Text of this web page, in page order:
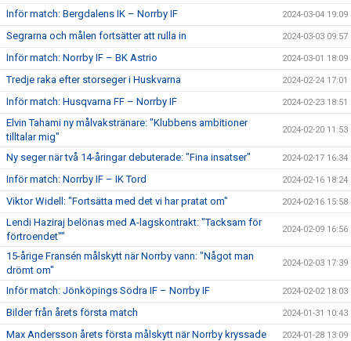
Inför match: Bergdalens IK – Norrby IF 2024-03-04 19:09
Segrarna och målen fortsätter att rulla in 2024-03-03 09:57
Inför match: Norrby IF – BK Astrio 2024-03-01 18:09
Tredje raka efter storseger i Huskvarna 2024-02-24 17:01
Inför match: Husqvarna FF – Norrby IF 2024-02-23 18:51
Elvin Tahami ny målvakstränare: "Klubbens ambitioner
tilltalar mig"
2024-02-20 11:53
Ny seger när två 14-åringar debuterade: "Fina insatser" 2024-02-17 16:34
Inför match: Norrby IF – IK Tord 2024-02-16 18:24
Viktor Widell: "Fortsätta med det vi har pratat om" 2024-02-16 15:58
Lendi Haziraj belönas med A-lagskontrakt: "Tacksam för
förtroendet""
2024-02-09 16:56
15-årige Fransén målskytt när Norrby vann: "Något man
drömt om"
2024-02-03 17:39
Inför match: Jönköpings Södra IF – Norrby IF 2024-02-02 18:03
Bilder från årets första match 2024-01-31 10:43
Max Andersson årets första målskytt när Norrby kryssade 2024-01-28 13:09